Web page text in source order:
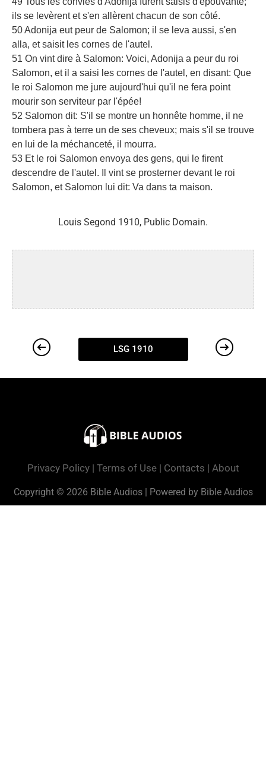
ils se levèrent et s'en allèrent chacun de son côté.
50 Adonija eut peur de Salomon; il se leva aussi, s'en
alla, et saisit les cornes de l'autel.
51 On vint dire à Salomon: Voici, Adonija a peur du roi
Salomon, et il a saisi les cornes de l'autel, en disant: Que
le roi Salomon me jure aujourd'hui qu'il ne fera point
mourir son serviteur par l'épée!
52 Salomon dit: S'il se montre un honnête homme, il ne
tombera pas à terre un de ses cheveux; mais s'il se trouve
en lui de la méchanceté, il mourra.
53 Et le roi Salomon envoya des gens, qui le firent
descendre de l'autel. Il vint se prosterner devant le roi
Salomon, et Salomon lui dit: Va dans ta maison.
Louis Segond 1910, Public Domain.
LSG 1910
Privacy Policy| Terms of Use| Contacts | About
Copyright © 2026 Bible Audios | Powered by Bible Audios